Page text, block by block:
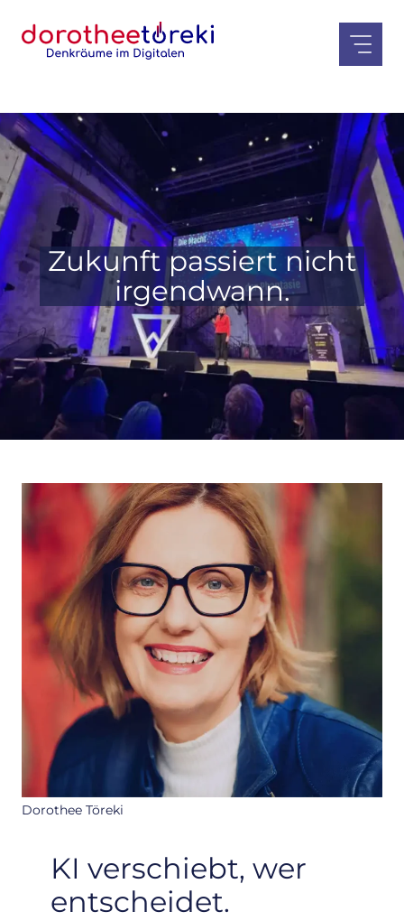
Inhalt
springen
Zukunft passiert nicht
irgendwann.
Dorothee Töreki
KI verschiebt, wer
entscheidet.